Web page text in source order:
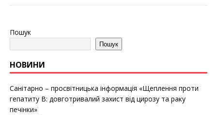
Пошук
Пошук
НОВИНИ
Санітарно – просвітницька інформація «Щеплення проти
гепатиту B: довготривалий захист від цирозу та раку
печінки»